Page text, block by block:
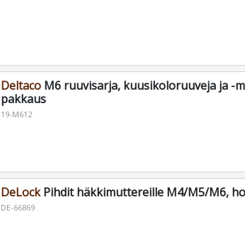
DeltacoM6 ruuvisarja, kuusikoloruuveja ja -
pakkaus
19-M612
DeLockPihdit häkkimuttereille M4/M5/M6,
DE-66869